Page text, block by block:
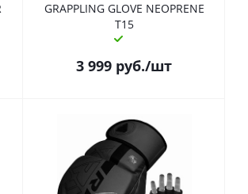
GRAPPLING GLOVE NEOPRENE
T15
3 999 руб./шт